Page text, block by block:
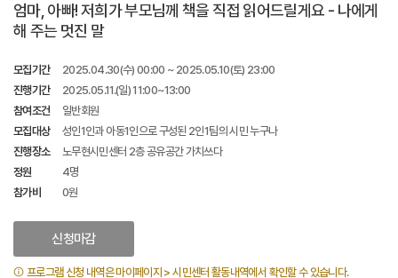
엄마, 아빠! 저희가 부모님께 책을 직접 읽어드릴게요 - 나에게
해 주는 멋진 말
모집기간
2025.04.30(수) 00:00 ~ 2025.05.10(토) 23:00
진행기간
2025.05.11.(일) 11:00~13:00
참여조건
일반회원
모집대상
성인1인과 아동1인으로 구성된 2인1팀의 시민 누구나
진행장소
노무현시민센터 2층 공유공간 가치쓰다
정원
4명
참가비
0원
신청마감
프로그램 신청 내역은 마이페이지 > 시민센터 활동내역에서 확인할 수 있습니다.